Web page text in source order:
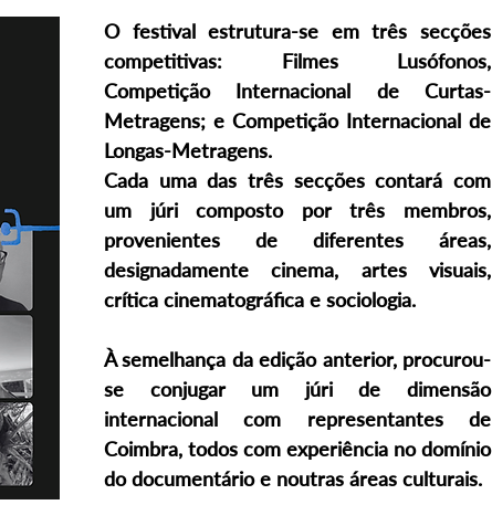
O festival estrutura-se em três secções
competitivas: Filmes Lusófonos,
Competição Internacional de Curtas-
Metragens; e Competição Internacional de
Longas-Metragens.
Cada uma das três secções contará com
um júri composto por três membros,
provenientes de diferentes áreas,
designadamente cinema, artes visuais,
crítica cinematográfica e sociologia.
À semelhança da edição anterior, procurou-
se conjugar um júri de dimensão
internacional com representantes de
Coimbra, todos com experiência no domínio
do documentário e noutras áreas culturais.